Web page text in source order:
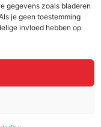
gegevens zoals bladeren
je geen toestemming
invloed hebben op
voorbehouden